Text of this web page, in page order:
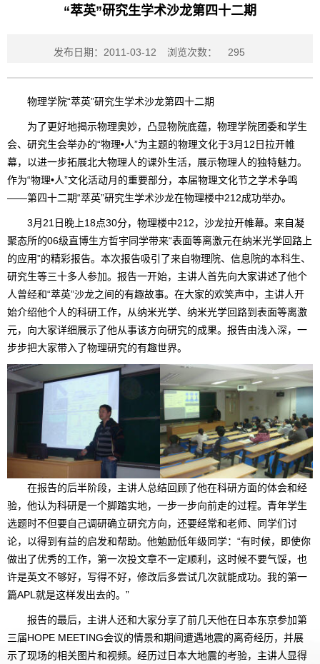
“萃英”研究生学术沙龙第四十二期
发布日期：2011-03-12 浏览次数： 295
物理学院“萃英”研究生学术沙龙第四十二期
为了更好地揭示物理奥妙，凸显物院底蕴，物理学院团委和学生
会、研究生会举办的“物理•人”为主题的物理文化于3月12日拉开帷
幕，以进一步拓展北大物理人的课外生活，展示物理人的独特魅力。
作为“物理•人”文化活动月的重要部分，本届物理文化节之学术争鸣
——第四十二期“萃英”研究生学术沙龙在物理楼中212成功举办。
3月21日晚上18点30分，物理楼中212，沙龙拉开帷幕。来自凝
聚态所的06级直博生方哲宇同学带来“表面等离激元在纳米光学回路上
的应用”的精彩报告。本次报告吸引了来自物理院、信息院的本科生、
研究生等三十多人参加。报告一开始，主讲人首先向大家讲述了他个
人曾经和“萃英”沙龙之间的有趣故事。在大家的欢笑声中，主讲人开
始介绍他个人的科研工作，从纳米光学、纳米光学回路到表面等离激
元，向大家详细展示了他从事该方向研究的成果。报告由浅入深，一
步步把大家带入了物理研究的有趣世界。
在报告的后半阶段，主讲人总结回顾了他在科研方面的体会和经
验，他认为科研是一个脚踏实地，一步一步向前走的过程。青年学生
选题时不但要自己调研确立研究方向，还要经常和老师、同学们讨
论，以得到有益的启发和帮助。他勉励低年级同学：“有时候，即使你
做出了优秀的工作，第一次投文章不一定顺利，这时候不要气馁，也
许是英文不够好，写得不好，修改后多尝试几次就能成功。我的第一
篇APL就是这样发出去的。”
报告的最后，主讲人还和大家分享了前几天他在日本东京参加第
三届HOPE MEETING会议的情景和期间遭遇地震的离奇经历，并展
示了现场的相关图片和视频。经历过日本大地震的考验，主讲人显得